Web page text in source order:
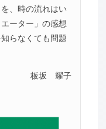
、時の流れはい
ーター」の感想
らなくても問題
板坂 耀子